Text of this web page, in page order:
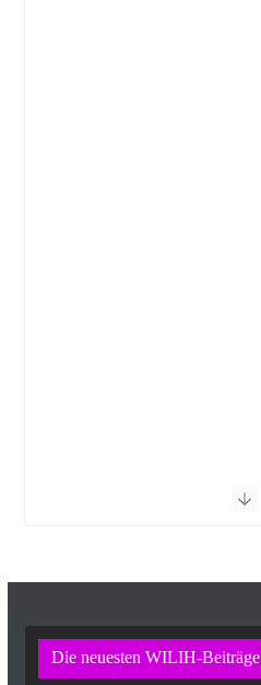
Die neuesten WILIH-Beiträge